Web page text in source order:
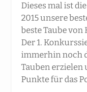
Dieses mal ist
2015 unsere
beste Taube von
Der 1.
immerhin noch
Tauben
Punkte für das